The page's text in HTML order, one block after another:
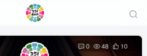
0 48 10